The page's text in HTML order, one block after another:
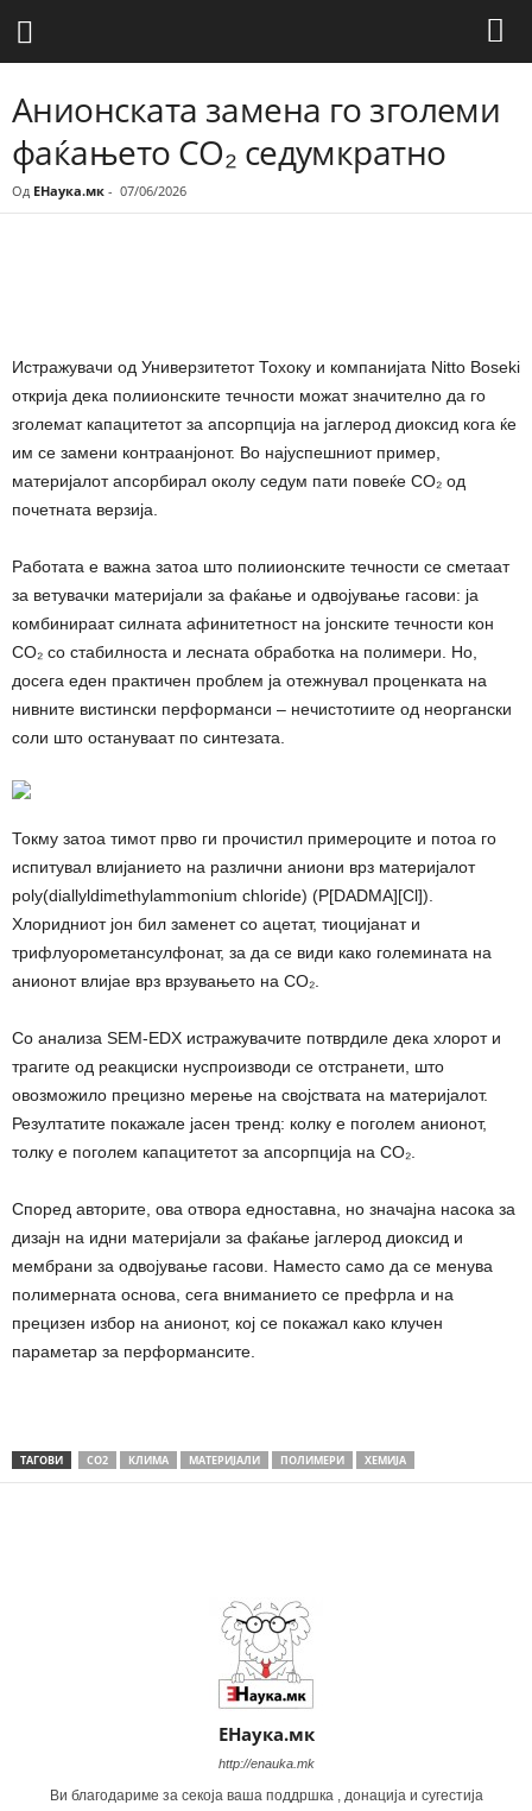
Анионската замена го зголеми
фаќањето CO₂ седумкратно
Од ЕНаука.мк - 07/06/2026
Истражувачи од Универзитетот Тохоку и компанијата Nitto Boseki
открија дека полиионските течности можат значително да го
зголемат капацитетот за апсорпција на јаглерод диоксид кога ќе
им се замени контраанјонот. Во најуспешниот пример,
материјалот апсорбирал околу седум пати повеќе CO₂ од
почетната верзија.
Работата е важна затоа што полиионските течности се сметаат
за ветувачки материјали за фаќање и одвојување гасови: ја
комбинираат силната афинитетност на јонските течности кон
CO₂ со стабилноста и лесната обработка на полимери. Но,
досега еден практичен проблем ја отежнувал проценката на
нивните вистински перформанси – нечистотиите од неоргански
соли што остануваат по синтезата.
Токму затоа тимот прво ги прочистил примероците и потоа го
испитувал влијанието на различни аниони врз материјалот
poly(diallyldimethylammonium chloride) (P[DADMA][Cl]).
Хлоридниот јон бил заменет со ацетат, тиоцијанат и
трифлуорометансулфонат, за да се види како големината на
анионот влијае врз врзувањето на CO₂.
Со анализа SEM-EDX истражувачите потврдиле дека хлорот и
трагите од реакциски нуспроизводи се отстранети, што
овозможило прецизно мерење на својствата на материјалот.
Резултатите покажале јасен тренд: колку е поголем анионот,
толку е поголем капацитетот за апсорпција на CO₂.
Според авторите, ова отвора едноставна, но значајна насока за
дизајн на идни материјали за фаќање јаглерод диоксид и
мембрани за одвојување гасови. Наместо само да се менува
полимерната основа, сега вниманието се префрла и на
прецизен избор на анионот, кој се покажал како клучен
параметар за перформансите.
ТАГОВИ CO2 КЛИМА МАТЕРИЈАЛИ ПОЛИМЕРИ ХЕМИЈА
ЕНаука.мк
http://enauka.mk
Ви благодариме за секоја ваша поддршка , донација и сугестија